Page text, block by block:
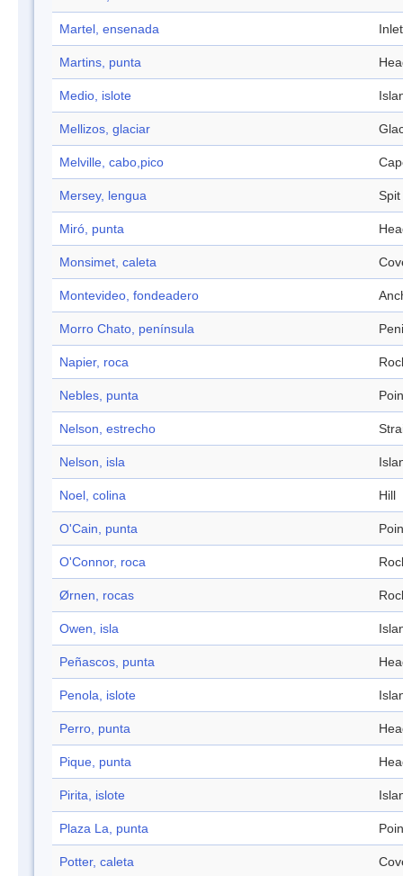
Martel, ensenada Inlet
Martins, punta
Medio, islote
Mellizos, glaciar
Melville, cabo,pico
Mersey, lengua Spit
Miró, punta
Monsimet, caleta
Montevideo, fondeadero
Morro Chato, península
Napier, roca
Nebles, punta
Nelson, estrecho
Nelson, isla
Noel, colina Hill
O'Cain, punta
O'Connor, roca
Ørnen, rocas
Owen, isla
Peñascos, punta
Penola, islote
Perro, punta
Pique, punta
Pirita, islote
Plaza La, punta
Potter, caleta